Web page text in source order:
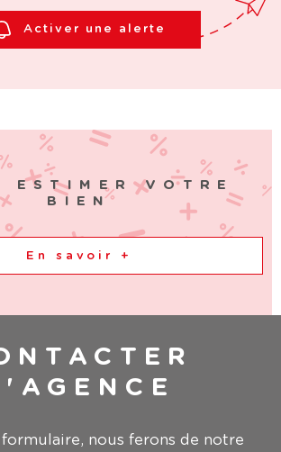
Activer une alerte
ESTIMER VOTRE
BIEN
En savoir +
formulaire, nous ferons de notre